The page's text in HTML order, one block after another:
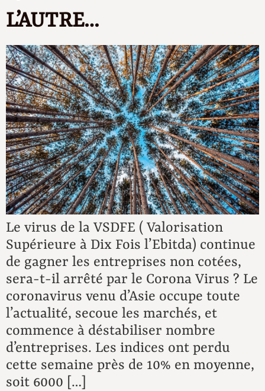
L’AUTRE…
Le virus de la VSDFE ( Valorisation
Supérieure à Dix Fois l’Ebitda) continue
de gagner les entreprises non cotées,
sera-t-il arrêté par le Corona Virus ? Le
coronavirus venu d’Asie occupe toute
l’actualité, secoue les marchés, et
commence à déstabiliser nombre
d’entreprises. Les indices ont perdu
cette semaine près de 10% en moyenne,
soit 6000 […]